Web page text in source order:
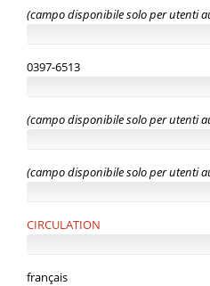
(campo disponibile solo per utenti
0397-6513
(campo disponibile solo per utenti
(campo disponibile solo per utenti
CIRCULATION
français